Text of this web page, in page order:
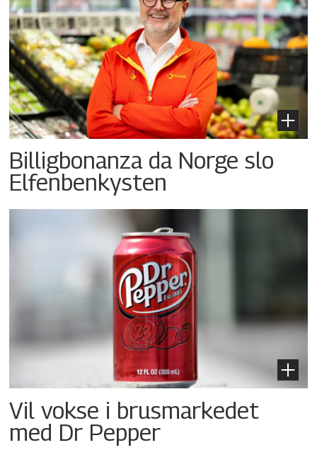
Billigbonanza da Norge slo
Elfenbenkysten
Vil vokse i brusmarkedet
med Dr Pepper